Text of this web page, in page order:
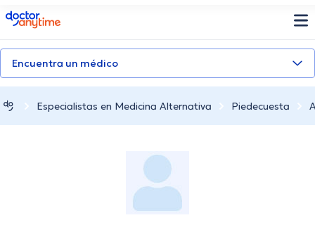
doctoranytime
Encuentra un médico
Especialistas en Medicina Alternativa Piedecuesta